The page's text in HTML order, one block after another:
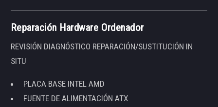
Reparación Hardware Ordenador
REVISIÓN DIAGNÓSTICO REPARACIÓN/SUSTITUCIÓN IN
SITU
PLACA BASE INTEL AMD
FUENTE DE ALIMENTACIÓN ATX